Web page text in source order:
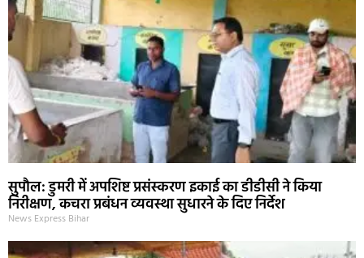
सुपौल: डुमरी में अपशिष्ट प्रसंस्करण इकाई का डीडीसी ने किया
निरीक्षण, कचरा प्रबंधन व्यवस्था सुधारने के दिए निर्देश
News Express Bihar